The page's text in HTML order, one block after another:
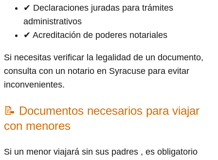
✔ Declaraciones juradas para trámites
administrativos
✔ Acreditación de poderes notariales
Si necesitas verificar la legalidad de un documento,
consulta con un notario en Syracuse para evitar
inconvenientes.
📝 Documentos necesarios para viajar
con menores
Si un menor viajará sin sus padres , es obligatorio